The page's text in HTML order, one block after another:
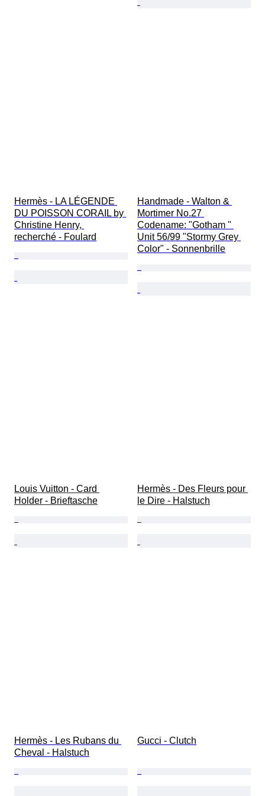
Hermès - LA LÉGENDE
DU POISSON CORAIL by
Christine Henry,
recherché - Foulard
Handmade - Walton &
Mortimer No.27
Codename: "Gotham "
Unit 56/99 "Stormy Grey
Color" - Sonnenbrille
Louis Vuitton - Card
Holder - Brieftasche
Hermès - Des Fleurs pour
le Dire - Halstuch
Hermès - Les Rubans du
Cheval - Halstuch
Gucci - Clutch